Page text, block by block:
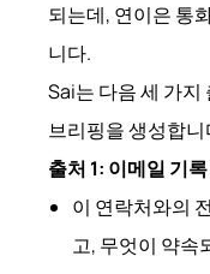
되는데, 연이은 통
니다.
Sai는 다음 세 가지
브리핑을 생성합니
출처 1: 이메일 기록
이 연락처와의
고, 무엇이 약속